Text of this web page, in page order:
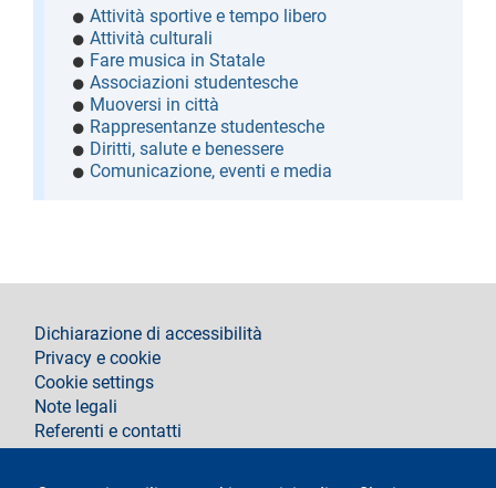
Attività sportive e tempo libero
Attività culturali
Fare musica in Statale
Associazioni studentesche
Muoversi in città
Rappresentanze studentesche
Diritti, salute e benessere
Comunicazione, eventi e media
footer
Dichiarazione di accessibilità
Privacy e cookie
Cookie settings
Note legali
Referenti e contatti